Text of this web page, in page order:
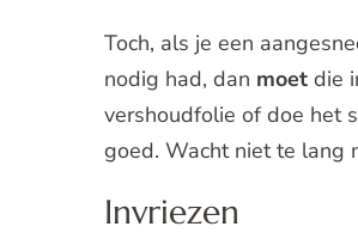
Toch, als je een
nodig had, dan moet die
vershoudfolie of doe het
goed. Wacht niet te lang
Invriezen